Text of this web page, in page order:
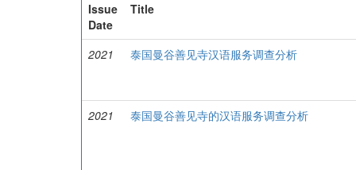
Issue
Date
Title
2021 泰国曼谷善见寺汉语服务调查分析
2021 泰国曼谷善见寺的汉语服务调查分析